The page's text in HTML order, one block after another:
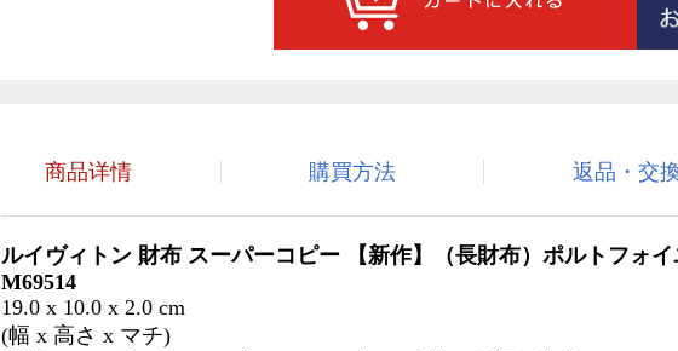
商品详情 購買方法 返品・交
ルイヴィトン 財布 スーパーコピー 【新作】（長財布）ポルトフォ
M69514
19.0 x 10.0 x 2.0 cm
(幅 x 高さ x マチ)